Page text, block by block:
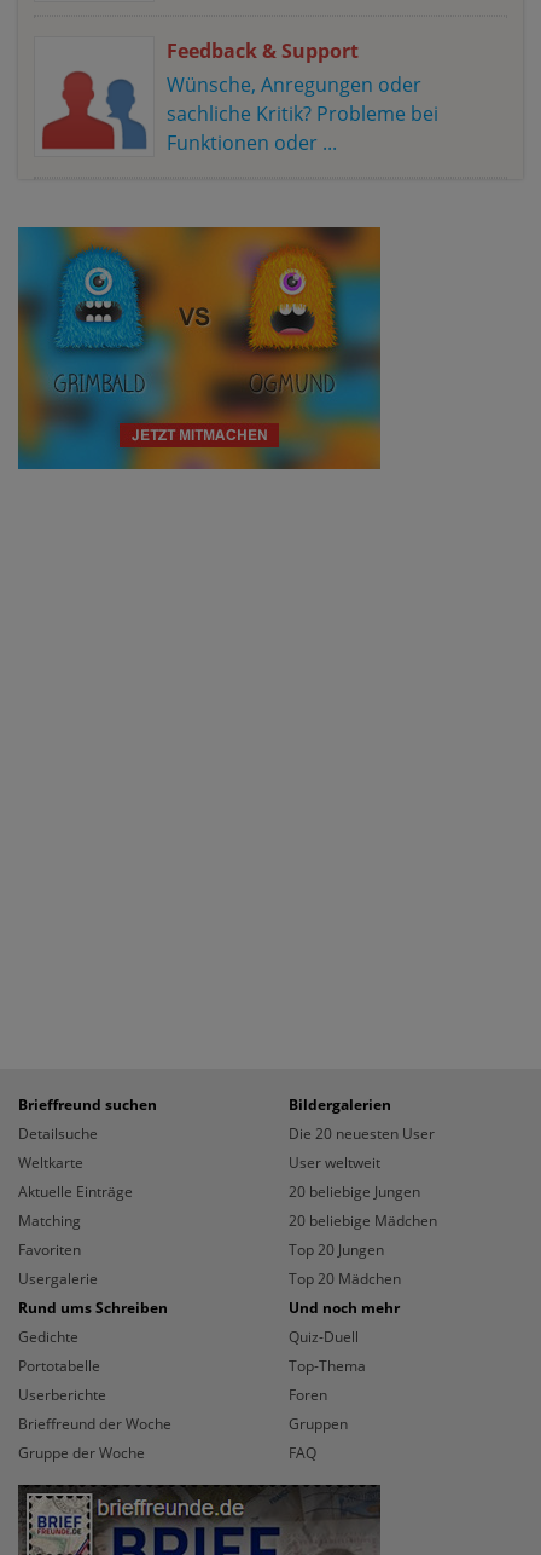
Feedback & Support
Wünsche, Anregungen oder
sachliche Kritik? Probleme bei
Funktionen oder ...
Brieffreund suchen
Detailsuche
Weltkarte
Aktuelle Einträge
Matching
Favoriten
Usergalerie
Bildergalerien
Die 20 neuesten User
User weltweit
20 beliebige Jungen
20 beliebige Mädchen
Top 20 Jungen
Top 20 Mädchen
Rund ums Schreiben
Gedichte
Portotabelle
Userberichte
Brieffreund der Woche
Gruppe der Woche
Und noch mehr
Quiz-Duell
Top-Thema
Foren
Gruppen
FAQ